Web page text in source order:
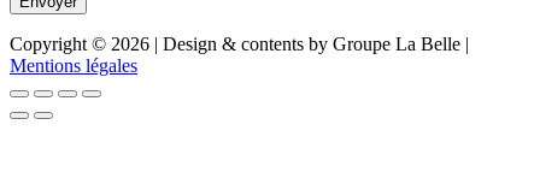
Copyright © 2026 | Design & contents by Groupe La Belle |
Mentions légales